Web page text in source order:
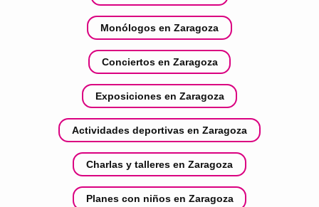
Monólogos en Zaragoza
Conciertos en Zaragoza
Exposiciones en Zaragoza
Actividades deportivas en Zaragoza
Charlas y talleres en Zaragoza
Planes con niños en Zaragoza